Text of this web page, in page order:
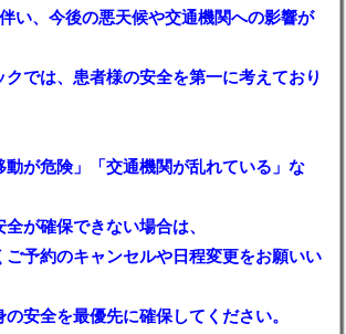
い、今後の悪天候や交通機関への影響が
クでは、患者様の安全を第一に考えており
動が危険」「交通機関が乱れている」な
が確保できない場合は、
ご予約のキャンセルや日程変更をお願いい
の安全を最優先に確保してください。